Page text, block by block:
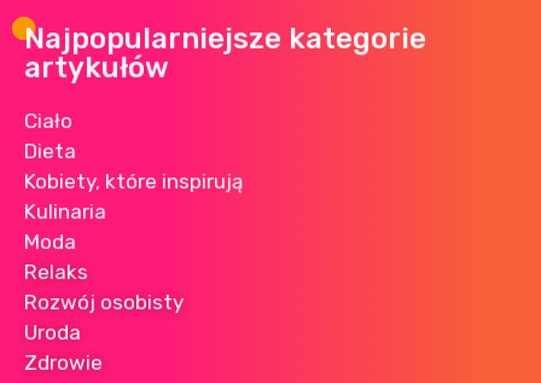
Najpopularniejsze kategorie
artykułów
Ciało
Dieta
Kobiety, które inspirują
Kulinaria
Moda
Relaks
Rozwój osobisty
Uroda
Zdrowie